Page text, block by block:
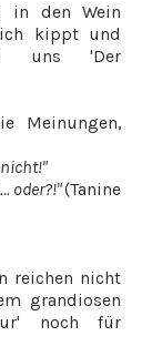
in den Wein
kippt und
uns 'Der
Meinungen,
oder?!"(Tanine
reichen nicht
grandiosen
noch für